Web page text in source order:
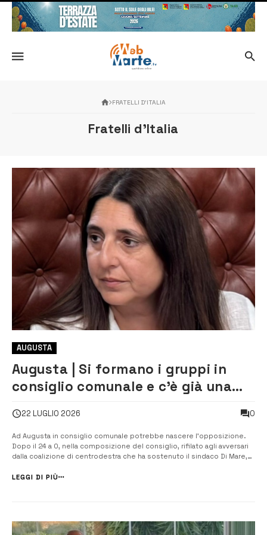
FRATELLI D'ITALIA
Fratelli d'Italia
AUGUSTA
Augusta | Si formano i gruppi in
consiglio comunale e c’è già una
22 LUGLIO 2026 0
Ad Augusta in consiglio comunale potrebbe nascere l’opposizione.
Dopo il 24 a 0, nella composizione del consiglio, rifilato agli avversari
dalla coalizione di centrodestra che ha sostenuto il sindaco Di Mare,
in consiglio comunale il 12 luglio scorso. A lasciare il gruppo ...
LEGGI DI PIÙ